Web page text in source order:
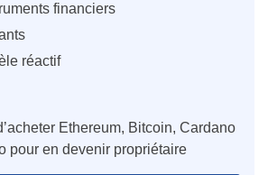
financiers
réactif
Ethereum, Bitcoin, Cardano
pour en devenir propriétaire